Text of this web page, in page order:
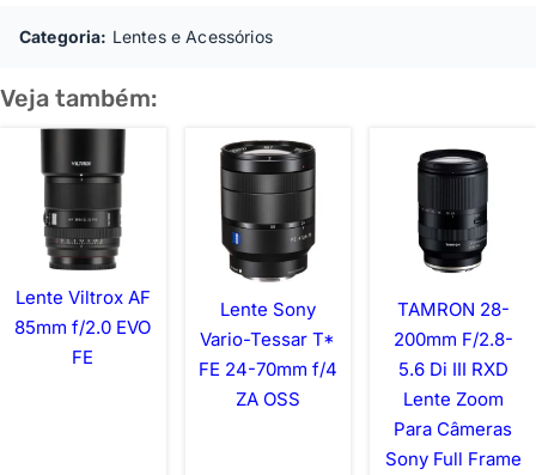
Categoria: Lentes e Acessórios
Veja também:
Lente Viltrox AF
85mm f/2.0 EVO
FE
Lente Sony
Vario-Tessar T*
FE 24-70mm f/4
ZA OSS
TAMRON 28-
200mm F/2.8-
5.6 Di III RXD
Lente Zoom
Para Câmeras
Sony Full Frame